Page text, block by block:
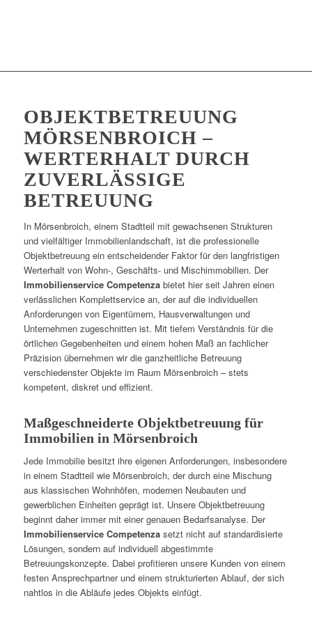
OBJEKTBETREUUNG
MÖRSENBROICH –
WERTERHALT DURCH
ZUVERLÄSSIGE
BETREUUNG
In Mörsenbroich, einem Stadtteil mit gewachsenen Strukturen
und vielfältiger Immobilienlandschaft, ist die professionelle
Objektbetreuung ein entscheidender Faktor für den langfristigen
Werterhalt von Wohn-, Geschäfts- und Mischimmobilien. Der
Immobilienservice Competenzabietet hier seit Jahren einen
verlässlichen Komplettservice an, der auf die individuellen
Anforderungen von Eigentümern, Hausverwaltungen und
Unternehmen zugeschnitten ist. Mit tiefem Verständnis für die
örtlichen Gegebenheiten und einem hohen Maß an fachlicher
Präzision übernehmen wir die ganzheitliche Betreuung
verschiedenster Objekte im Raum Mörsenbroich – stets
kompetent, diskret und effizient.
Maßgeschneiderte Objektbetreuung für
Immobilien in Mörsenbroich
Jede Immobilie besitzt ihre eigenen Anforderungen, insbesondere
in einem Stadtteil wie Mörsenbroich, der durch eine Mischung
aus klassischen Wohnhöfen, modernen Neubauten und
gewerblichen Einheiten geprägt ist. Unsere Objektbetreuung
beginnt daher immer mit einer genauen Bedarfsanalyse. Der
Immobilienservice Competenzasetzt nicht auf standardisierte
Lösungen, sondern auf individuell abgestimmte
Betreuungskonzepte. Dabei profitieren unsere Kunden von einem
festen Ansprechpartner und einem strukturierten Ablauf, der sich
nahtlos in die Abläufe jedes Objekts einfügt.